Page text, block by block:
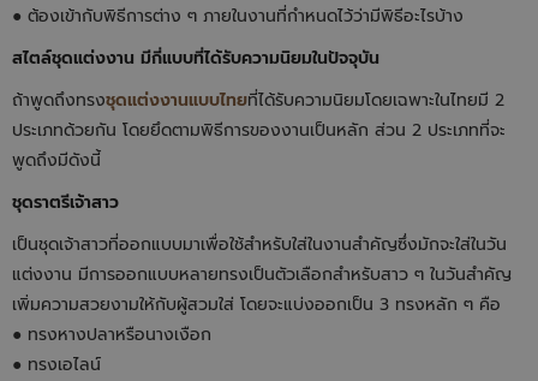
● ต้องเข้ากับพิธีการต่าง ๆ ภายในงานที่กำหนดไว้ว่ามีพิธีอะไรบ้าง
สไตล์ชุดแต่งงาน มีกี่แบบที่ได้รับความนิยมในปัจจุบัน
ถ้าพูดถึงทรงชุดแต่งงานแบบไทยที่ได้รับความนิยมโดยเฉพาะในไทยมี 2
ประเภทด้วยกัน โดยยึดตามพิธีการของงานเป็นหลัก ส่วน 2 ประเภทที่จะ
พูดถึงมีดังนี้
ชุดราตรีเจ้าสาว
เป็นชุดเจ้าสาวที่ออกแบบมาเพื่อใช้สำหรับใส่ในงานสำคัญซึ่งมักจะใส่ในวัน
แต่งงาน มีการออกแบบหลายทรงเป็นตัวเลือกสำหรับสาว ๆ ในวันสำคัญ
เพิ่มความสวยงามให้กับผู้สวมใส่ โดยจะแบ่งออกเป็น 3 ทรงหลัก ๆ คือ
● ทรงหางปลาหรือนางเงือก
● ทรงเอไลน์